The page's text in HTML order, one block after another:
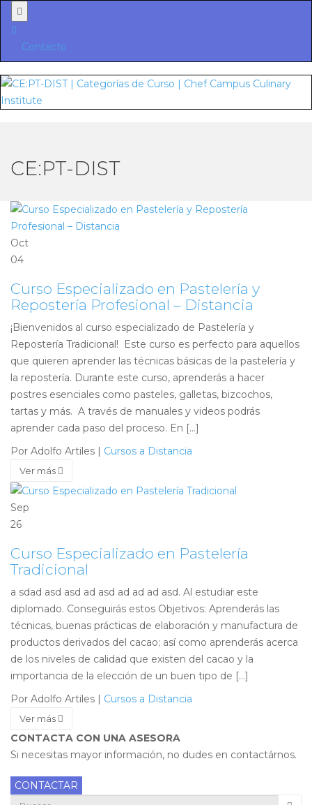
Menu
Contacto
CE:PT-DIST
Oct
04
Curso Especializado en Pastelería y
Repostería Profesional – Distancia
¡Bienvenidos al curso especializado de Pastelería y
Repostería Tradicional! Este curso es perfecto para aquellos
que quieren aprender las técnicas básicas de la pastelería y
la repostería. Durante este curso, aprenderás a hacer
postres esenciales como pasteles, galletas, bizcochos,
tartas y más. A través de manuales y videos podrás
aprender cada paso del proceso. En […]
Por Adolfo Artiles | Cursos a Distancia
Ver más
Sep
26
Curso Especializado en Pastelería
Tradicional
a sdad asd asd ad asd ad ad ad asd. Al estudiar este
diplomado. Conseguirás estos Objetivos: Aprenderás las
técnicas, buenas prácticas de elaboración y manufactura de
productos derivados del cacao; así como aprenderás acerca
de los niveles de calidad que existen del cacao y la
importancia de la elección de un buen tipo de […]
Por Adolfo Artiles
Cursos a Distancia
Ver más
CONTACTA CON UNA ASESORA
Si necesitas mayor información, no dudes en contactárnos.
CONTACTAR